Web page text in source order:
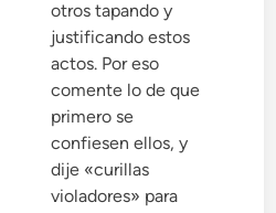
otros tapando y
justificando estos
actos. Por eso
comente lo de que
primero se
confiesen ellos, y
dije «curillas
violadores» para